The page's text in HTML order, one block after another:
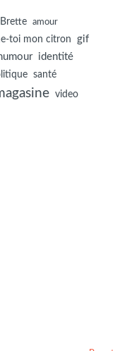
amour
toi mon citron
gif
identité
santé
video